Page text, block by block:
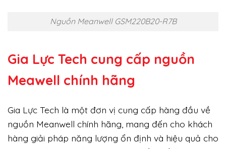
Nguồn Meanwell GSM220B20-R7B
Gia Lực Tech cung cấp nguồn
Meawell chính hãng
Gia Lực Tech là một đơn vị cung cấp hàng đầu về
nguồn Meanwell chính hãng, mang đến cho khách
hàng giải pháp năng lượng ổn định và hiệu quả cho